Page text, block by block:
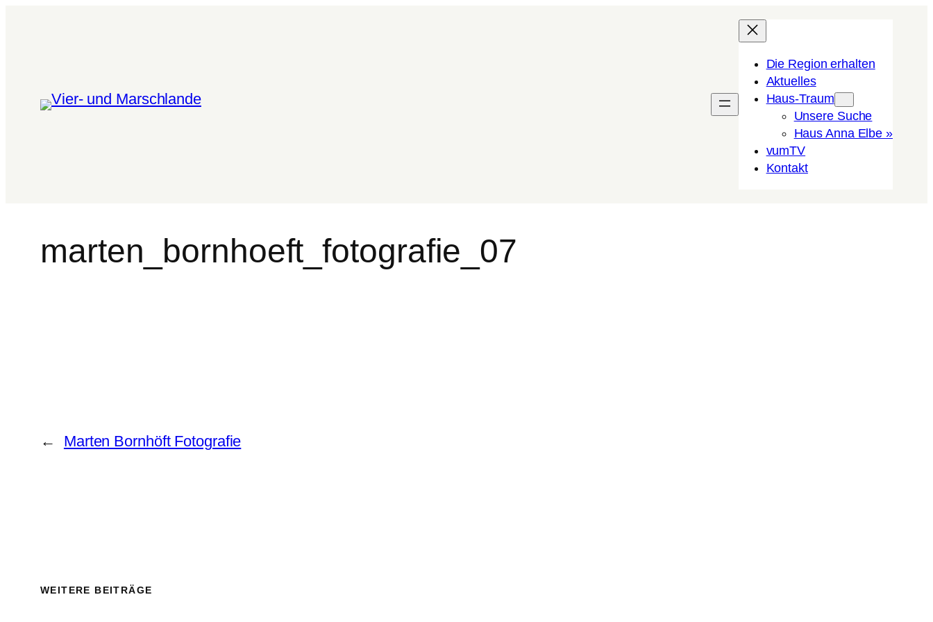
Die Region erhalten
Aktuelles
Haus-Traum
Unsere Suche
Haus Anna Elbe »
vumTV
Kon­takt
marten_bornhoeft_fotografie_07
← Marten Bornhöft Fotografie
WEITERE BEITRÄGE